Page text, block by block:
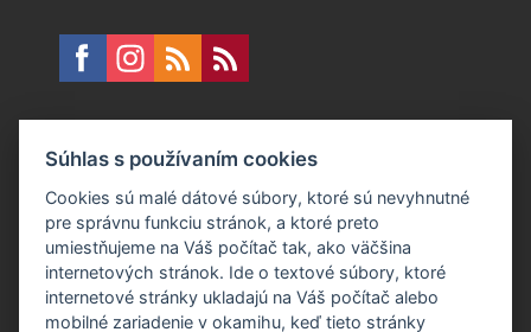
E:recepcia@formfactory.sk
Form Factory Slovakia s.r.o., Ružová dolina 480/6, 821 08
Bratislava
Za publikovaný obsah sú zodpovední jednotliví autori.
Súhlas s používaním cookies
Cookies sú malé dátové súbory, ktoré sú nevyhnutné
pre správnu funkciu stránok, a ktoré preto
umiestňujeme na Váš počítač tak, ako väčšina
internetových stránok. Ide o textové súbory, ktoré
internetové stránky ukladajú na Váš počítač alebo
mobilné zariadenie v okamihu, keď tieto stránky